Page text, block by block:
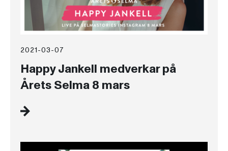
2021-03-07
Happy Jankell medverkar på
Årets Selma 8 mars